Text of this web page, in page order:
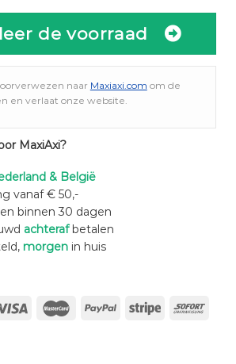
de voorraad
naar Maxiaxi.com om de
en verlaat onze website.
MaxiAxi?
& België
vanaf € 50,-
binnen 30 dagen
achterafbetalen
morgenin huis